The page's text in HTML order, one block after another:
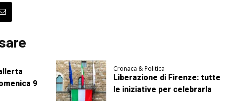
9
Cronaca & Politica
Liberazione di Firenze: tutte
le iniziative per celebrarla